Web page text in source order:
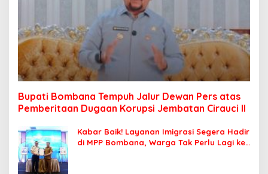
Bupati Bombana Tempuh Jalur Dewan Pers atas
Pemberitaan Dugaan Korupsi Jembatan Cirauci II
Kabar Baik! Layanan Imigrasi Segera Hadir
di MPP Bombana, Warga Tak Perlu Lagi ke